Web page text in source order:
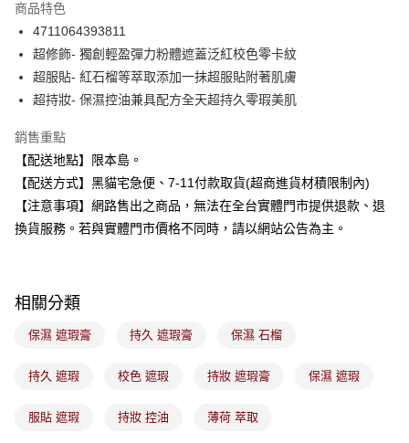
合作金庫商業銀行
華南商業銀行
上海商業儲蓄銀行
台北富邦商業銀行
國泰世華商業銀行
兆豐國際商業銀行
臺灣中小企業銀行
台中商業銀行
聯邦商業銀行
元大商業銀行
台新國際商業銀行
中國信託商業銀行
台灣樂天信用卡公司
LINE Pay
Apple Pay
悠遊付
Google Pay
全盈+PAY
【大哥付你分期使用說明】
2.付款方式選擇「大哥付你分期」，訂單成立後會自動跳轉到大哥付的交易
成交易。
3.實際核准額度、可分期數及費用金額請依後續交易確認頁面所載為準。
消。如遇「轉專審核」未通過狀況，表示未達大哥付你分期系統評分，恕無
每筆NT$100，滿NT$899(含以上)免運費
商品特色
4711064393811
超修飾- 獨創輕盈彈力粉體遮蓋泛紅校色零卡紋
超服貼- 紅石榴等萃取添加一抹超服貼附著肌膚
超持妝- 保濕控油兼具配方全天超持久零瑕美肌
銷售重點
【配送地點】限本島。
【配送方式】黑貓宅急便、7-11付款取貨(超商進貨材積限制內)
【注意事項】網路售出之商品，無法在全台實體門市提供退款、退
換貨服務。若與實體門市價格不同時，請以網站公告為主。
相關分類
保濕 遮瑕膏 持久 遮瑕膏 保濕 石榴
持久 遮瑕 校色 遮瑕 持妝 遮瑕膏 保濕 遮瑕
服貼 遮瑕 持妝 控油 薄荷 萃取